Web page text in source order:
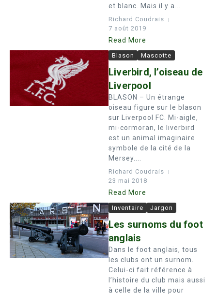
et blanc. Mais il y a...
Richard Coudrais
7 août 2019
Read More
Blason Mascotte
Liverbird, l’oiseau de
Liverpool
BLASON – Un étrange
oiseau figure sur le blason
sur Liverpool FC. Mi-aigle,
mi-cormoran, le liverbird
est un animal imaginaire
symbole de la cité de la
Mersey....
Richard Coudrais
23 mai 2018
Read More
Inventaire Jargon
Les surnoms du foot
anglais
Dans le foot anglais, tous
les clubs ont un surnom.
Celui-ci fait référence à
l’histoire du club mais aussi
à celle de la ville pour